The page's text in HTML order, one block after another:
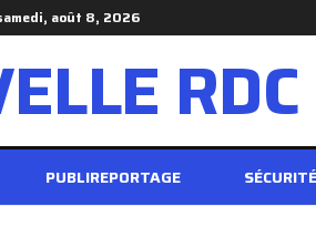
août 8, 2026
RDC
PUBLIREPORTAGE SÉCURITÉ